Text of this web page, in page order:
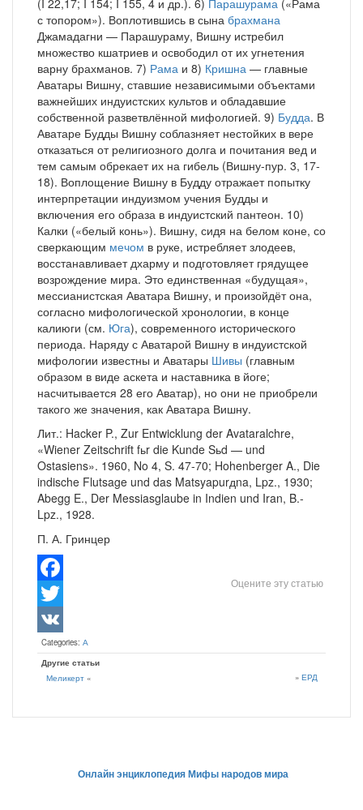
(I 22,17; I 154; I 155, 4 и др.). 6) Парашурама («Рама
с топором»). Воплотившись в сына брахмана
Джамадагни — Парашураму, Вишну истребил
множество кшатриев и освободил от их угнетения
варну брахманов. 7) Рама и 8) Кришна — главные
Аватары Вишну, ставшие независимыми объектами
важнейших индуистских культов и обладавшие
собственной разветвлённой мифологией. 9) Будда. В
Аватаре Будды Вишну соблазняет нестойких в вере
отказаться от религиозного долга и почитания вед и
тем самым обрекает их на гибель (Вишну-пур. 3, 17-
18). Воплощение Вишну в Будду отражает попытку
интерпретации индуизмом учения Будды и
включения его образа в индуистский пантеон. 10)
Калки («белый конь»). Вишну, сидя на белом коне, со
сверкающим мечом в руке, истребляет злодеев,
восстанавливает дхарму и подготовляет грядущее
возрождение мира. Это единственная «будущая»,
мессианистская Аватара Вишну, и произойдёт она,
согласно мифологической хронологии, в конце
калиюги (см. Юга), современного исторического
периода. Наряду с Аватарой Вишну в индуистской
мифологии известны и Аватары Шивы (главным
образом в виде аскета и наставника в йоге;
насчитывается 28 его Аватар), но они не приобрели
такого же значения, как Аватара Вишну.
Лит.: Hacker P., Zur Entwicklung der Avataralchre,
«Wiener Zeitschrift fьr die Kunde Sьd — und
Ostasiens». 1960, No 4, S. 47-70; Hohenberger A., Die
indische Flutsage und das Matsyapurдna, Lpz., 1930;
Abegg E., Der Messiasglaube in Indien und Iran, B.-
Lpz., 1928.
П. А. Гринцер
Оцените эту статью
Facebook
Twitter
VK
Categories: А
Другие статьи
Меликерт« » ЕРД
Онлайн энциклопедия Мифы народов мира